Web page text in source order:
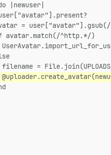
|newuser|
=
avatar.match(/^http.*/)
=